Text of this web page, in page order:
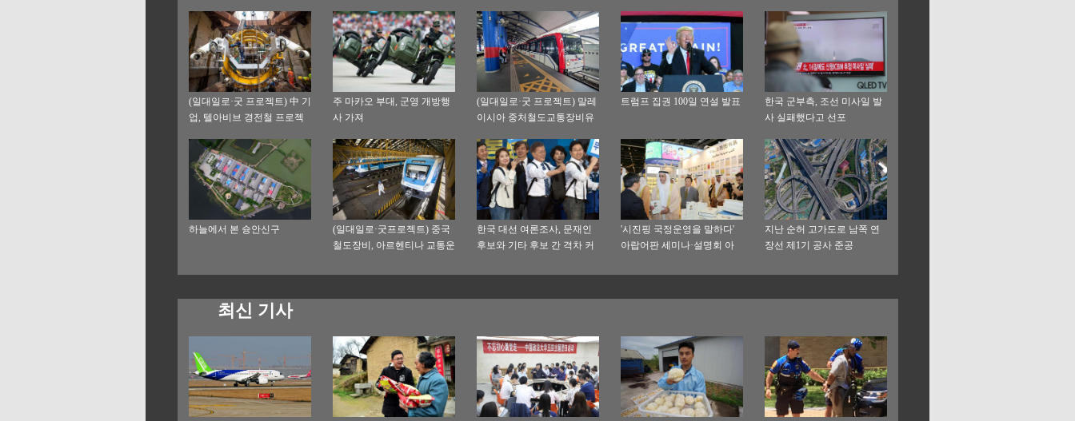
(일대일로·굿 프로젝트) 中 기
업, 텔아비브 경전철 프로젝
주 마카오 부대, 군영 개방행
사 가져
(일대일로·굿 프로젝트) 말레
이시아 중처철도교통장비유
트럼프 집권 100일 연설 발표
한국 군부측, 조선 미사일 발
사 실패했다고 선포
하늘에서 본 슝안신구
(일대일로·굿프로젝트) 중국
철도장비, 아르헨티나 교통운
한국 대선 여론조사, 문재인
후보와 기타 후보 간 격차 커
'시진핑 국정운영을 말하다'
아랍어판 세미나·설명회 아
지난 순허 고가도로 남쪽 연
장선 제1기 공사 준공
최신 기사